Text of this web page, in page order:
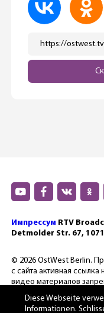
Импрессум RTV
Detmolder Str. 67,
© 2026 OstWest Berlin.
с сайта активная
видео материалов
конфиденциальности.
Diese Webseite
Informationen.